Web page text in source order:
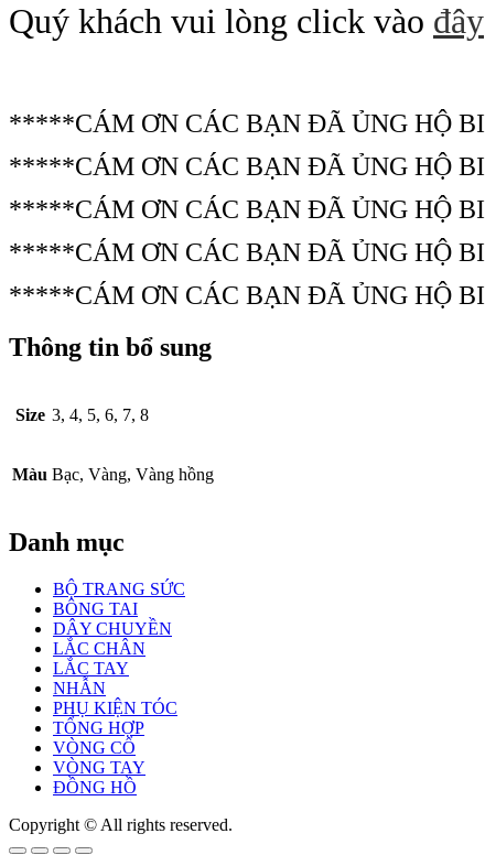
Quý khách vui lòng click vào đây
*****CÁM ƠN CÁC BẠN ĐÃ ỦNG HỘ
*****CÁM ƠN CÁC BẠN ĐÃ ỦNG HỘ
*****CÁM ƠN CÁC BẠN ĐÃ ỦNG HỘ
*****CÁM ƠN CÁC BẠN ĐÃ ỦNG HỘ
*****CÁM ƠN CÁC BẠN ĐÃ ỦNG HỘ
Thông tin bổ sung
Size 3, 4, 5, 6, 7, 8
Màu Bạc, Vàng, Vàng hồng
Danh mục
BỘ TRANG SỨC
BÔNG TAI
DÂY CHUYỀN
LẮC CHÂN
LẮC TAY
NHẪN
PHỤ KIỆN TÓC
TỔNG HỢP
VÒNG CỔ
VÒNG TAY
ĐỒNG HỒ
Copyright © All rights reserved.